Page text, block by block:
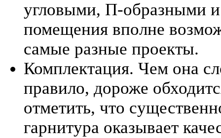
угловыми, П-образными
помещения вполне
самые разные проекты.
Комплектация. Чем она
правило, дороже
отметить, что
гарнитура оказывает